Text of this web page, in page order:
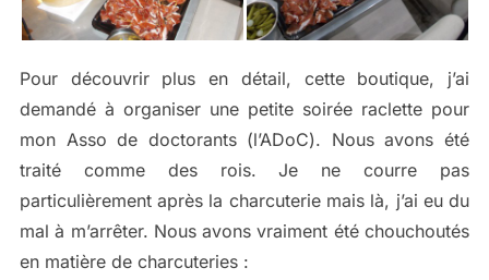
Pour découvrir plus en détail, cette boutique, j’ai
demandé à organiser une petite soirée raclette pour
mon Asso de doctorants (l’ADoC). Nous avons été
traité comme des rois. Je ne courre pas
particulièrement après la charcuterie mais là, j’ai eu du
mal à m’arrêter. Nous avons vraiment été chouchoutés
en matière de charcuteries :